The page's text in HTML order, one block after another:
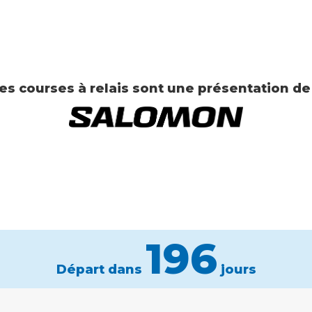
courses à relais sont une présentation
Départ dans 196 jours